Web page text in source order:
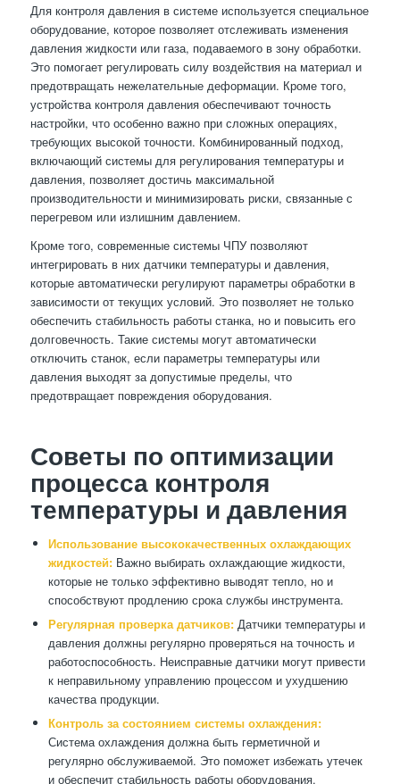
Для контроля давления в системе используется специальное
оборудование, которое позволяет отслеживать изменения
давления жидкости или газа, подаваемого в зону обработки.
Это помогает регулировать силу воздействия на материал и
предотвращать нежелательные деформации. Кроме того,
устройства контроля давления обеспечивают точность
настройки, что особенно важно при сложных операциях,
требующих высокой точности. Комбинированный подход,
включающий системы для регулирования температуры и
давления, позволяет достичь максимальной
производительности и минимизировать риски, связанные с
перегревом или излишним давлением.
Кроме того, современные системы ЧПУ позволяют
интегрировать в них датчики температуры и давления,
которые автоматически регулируют параметры обработки в
зависимости от текущих условий. Это позволяет не только
обеспечить стабильность работы станка, но и повысить его
долговечность. Такие системы могут автоматически
отключить станок, если параметры температуры или
давления выходят за допустимые пределы, что
предотвращает повреждения оборудования.
Советы по оптимизации
процесса контроля
температуры и давления
Использование высококачественных охлаждающих
жидкостей:Важно выбирать охлаждающие жидкости,
которые не только эффективно выводят тепло, но и
способствуют продлению срока службы инструмента.
Регулярная проверка датчиков:Датчики температуры и
давления должны регулярно проверяться на точность и
работоспособность. Неисправные датчики могут привести
к неправильному управлению процессом и ухудшению
качества продукции.
Контроль за состоянием системы охлаждения:
Система охлаждения должна быть герметичной и
регулярно обслуживаемой. Это поможет избежать утечек
и обеспечит стабильность работы оборудования.